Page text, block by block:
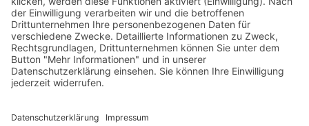
Kontakt
Postanschrift
Traumkatzen e.V.
89231 Neu-Ulm